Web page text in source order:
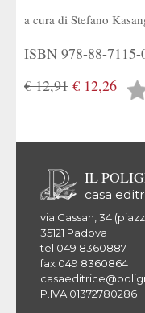
a cura di Stefano
ISBN 978-88-
€ 12,91 € 12,26
IL
casa
via Cassan, 34
35121 Padova
tel 049 8360887
fax 049 8360864
P.IVA 01372780286